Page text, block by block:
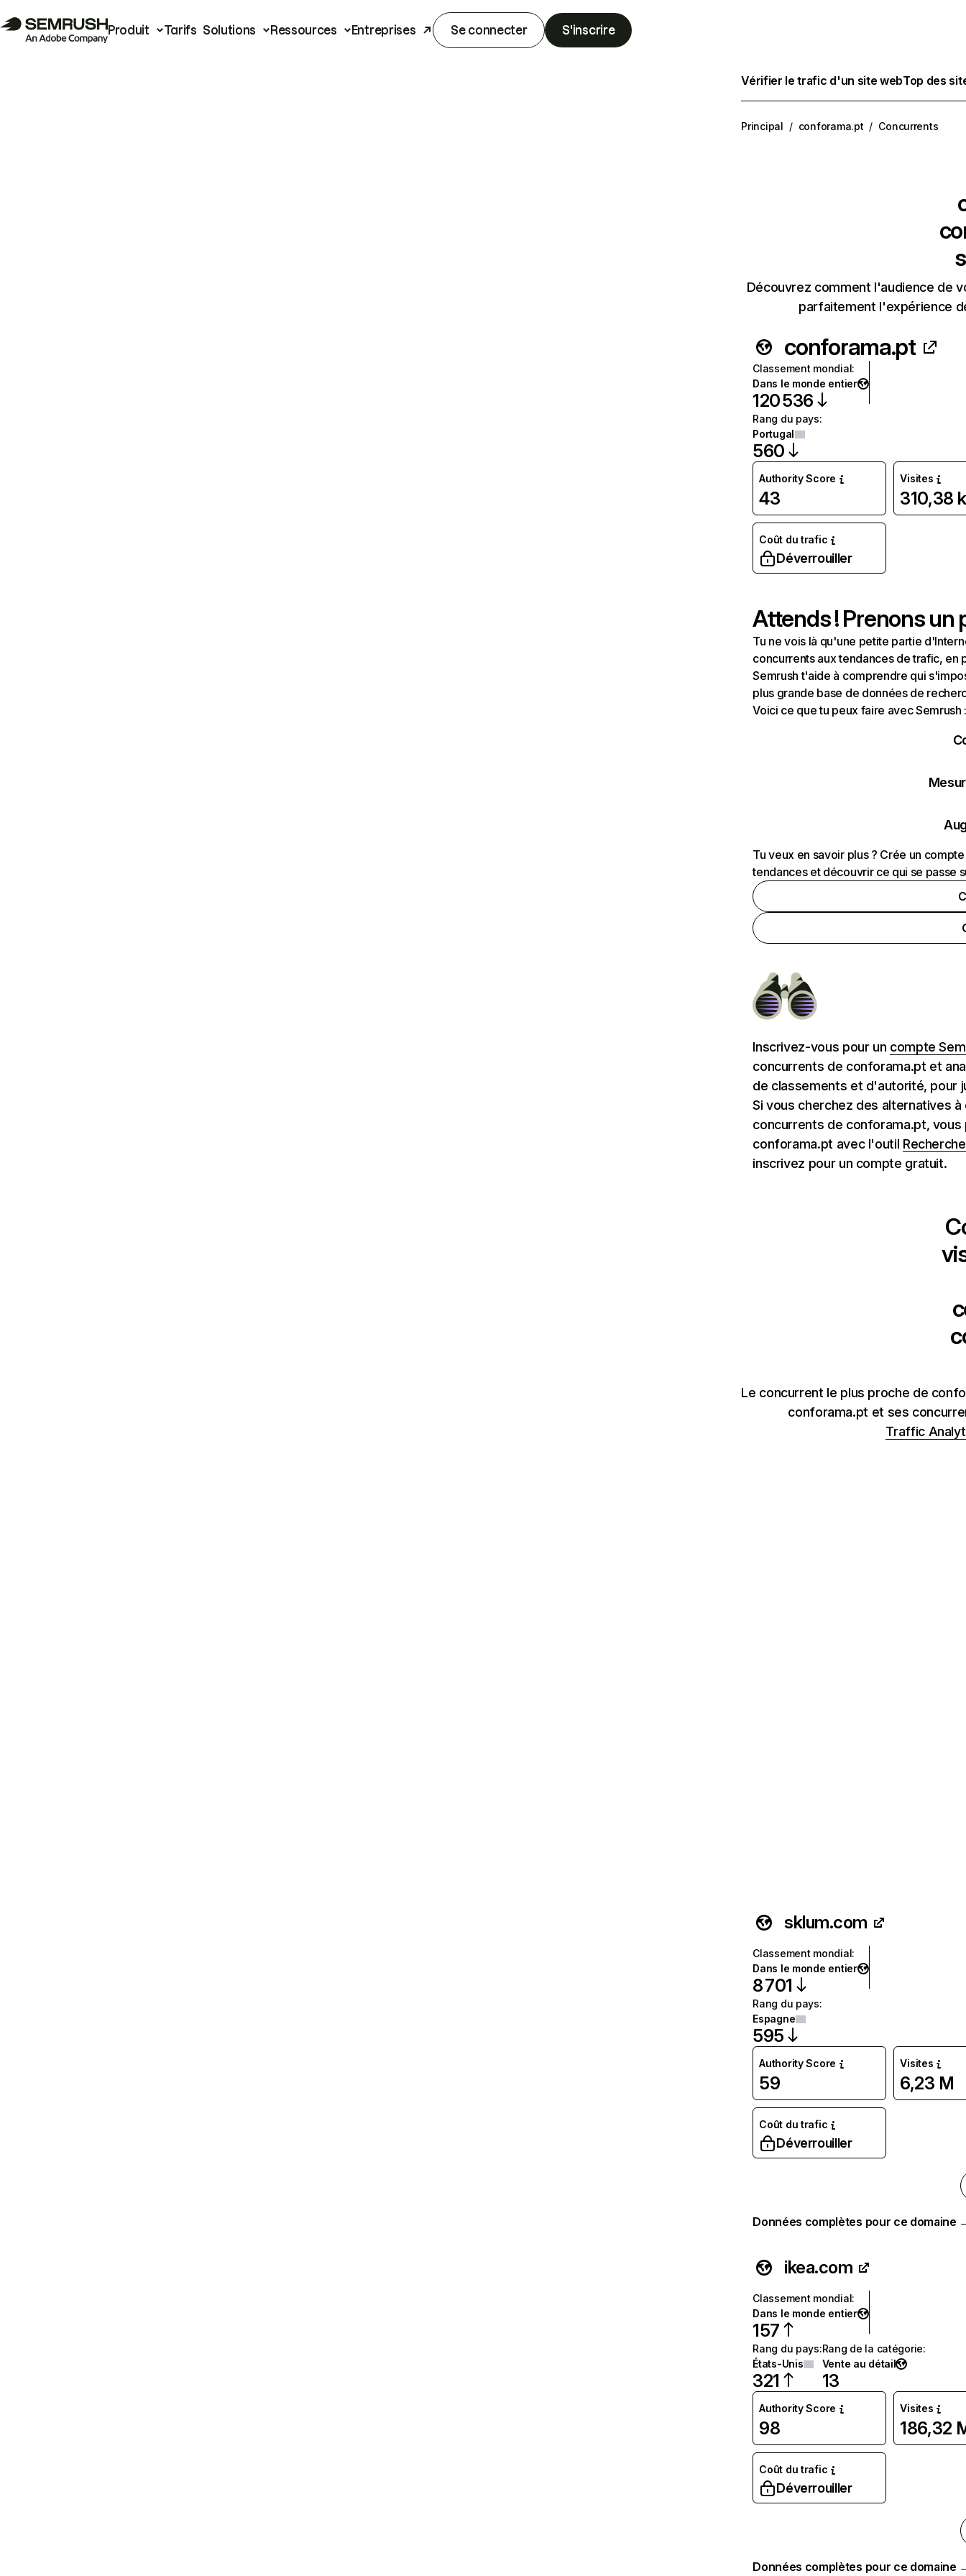
Produit Tarifs Solutions Ressources Entreprises Se connecter S'inscrire
Vérifier le trafic d'un site webTop des
Principal / conforama.pt / Concurrents
Découvrez comment l'audience de
parfaitement l'expérience
conforama.pt
Classement mondial:
Dans le monde entier
120 536
Rang du pays:
Portugal
560
Authority Score
43
Visites
310,38 k
Coût du trafic
Déverrouiller
Attends ! Prenons un
Tu ne vois là qu'une petite partie
concurrents aux tendances de trafic, en
Semrush t'aide à comprendre qui
plus grande base de données de
Voici ce que tu peux faire avec Semrush
Tu veux en savoir plus ? Crée un
tendances et découvrir ce qui se passe
Inscrivez-vous pour un compte
concurrents de conforama.pt et
de classements et d'autorité, pour
Si vous cherchez des alternatives
concurrents de conforama.pt,
conforama.pt avec l'outil
inscrivez pour un compte gratuit.
Le concurrent le plus proche de
conforama.pt et ses
Traffic
sklum.com
Classement mondial:
Dans le monde entier
8 701
Rang du pays:
Espagne
595
Authority Score
59
Visites
6,23 M
Coût du trafic
Déverrouiller
Données complètes pour ce domaine
ikea.com
Classement mondial:
Dans le monde entier
157
Rang du pays:
États-Unis
321
Rang de la catégorie:
Vente au détail
13
Authority Score
98
Visites
186,32
Coût du trafic
Déverrouiller
Données complètes pour ce domaine